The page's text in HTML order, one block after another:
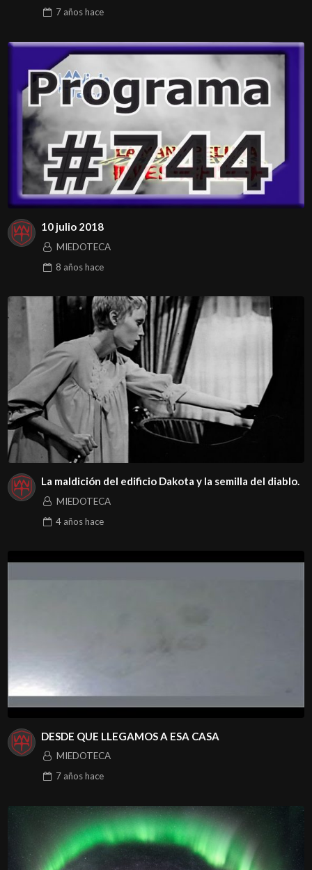
7 añoshace
10 julio 2018
MIEDOTECA
8 añoshace
La maldición del edificio Dakota y la semilla del diablo.
MIEDOTECA
4 añoshace
DESDE QUE LLEGAMOS A ESA CASA
MIEDOTECA
7 añoshace